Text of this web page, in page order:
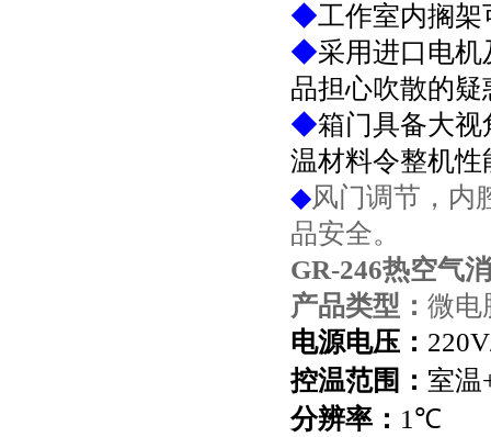
◆工作室内搁
◆采用进口电
品担心吹散的疑
◆箱门具备大
温材料令整机
◆风门调节，内
品安全。
GR-246热空气
产品类型： 微电
电源电压：
控温范围： 室温
分辨率： 1 ℃